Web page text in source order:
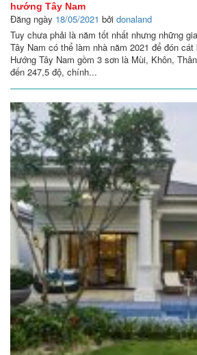
hướng Tây Nam
Đăng ngày 18/05/2021 bởi donaland
Tuy chưa phải là năm tốt nhất nhưng những
Tây Nam có thể làm nhà năm 2021 để đón
Hướng Tây Nam gồm 3 sơn là Mùi, Khôn,
đến 247,5 độ, chính...